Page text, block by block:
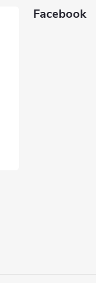
Facebook